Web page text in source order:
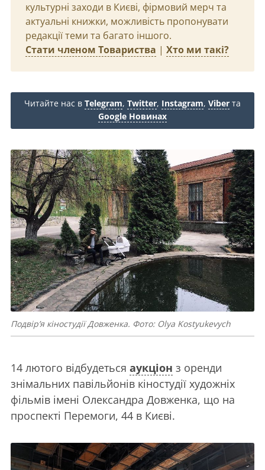
культурні заходи в Києві, фірмовий мерч та
актуальні книжки, можливість пропонувати
редакції теми та багато іншого.
Стати членом Товариства | Хто ми такі?
Читайте нас в Telegram, Twitter, Instagram, Viber та
Google Новинах
Подвір’я кіностудії Довженка. Фото: Olya Kostyukevych
14 лютого відбудеться аукціон з оренди
знімальних павільйонів кіностудії художніх
фільмів імені Олександра Довженка, що на
проспекті Перемоги, 44 в Києві.